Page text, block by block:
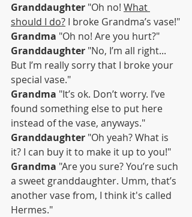
Granddaughter "Oh no! What
should I do? I broke Grandma’s vase!"
Grandma "Oh no! Are you hurt?"
Granddaughter "No, I’m all right...
But I’m really sorry that I broke your
special vase."
Grandma "It’s ok. Don’t worry. I’ve
found something else to put here
instead of the vase, anyways."
Granddaughter "Oh yeah? What is
it? I can buy it to make it up to you!"
Grandma "Are you sure? You’re such
a sweet granddaughter. Umm, that’s
another vase from, I think it's called
Hermes."